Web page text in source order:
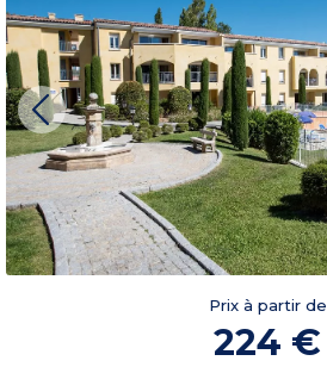
Prix à partir de
224 €